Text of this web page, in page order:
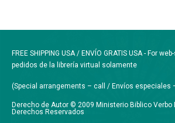
FREE SHIPPING USA / ENVÍO GRATIS USA - For
pedidos de la librería virtual solamente
(Special arrangements – call / Envíos especiales
Derecho de Autor © 2009 Ministerio Biblico Verbo
Derechos Reservados